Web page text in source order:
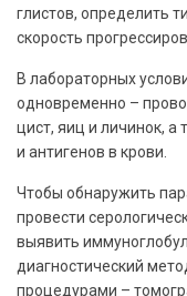
глистов, определить
скорость
В лабораторных
одновременно –
цист, яиц и личинок,
и антигенов в крови.
Чтобы обнаружить
провести
выявить
диагностический
процедурами –